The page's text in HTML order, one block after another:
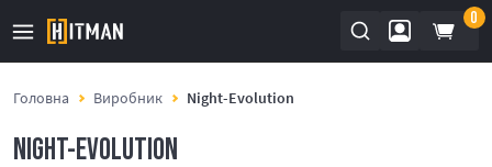
0
Головна Виробник Night-Evolution
NIGHT-EVOLUTION